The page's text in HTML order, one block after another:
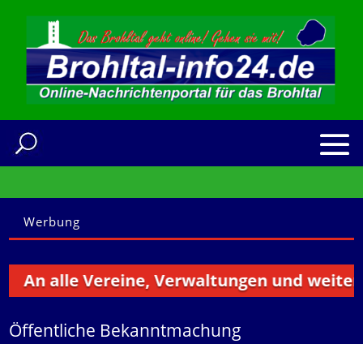
Werbung
An alle Vereine, Verwaltungen und
Öffentliche Bekanntmachung